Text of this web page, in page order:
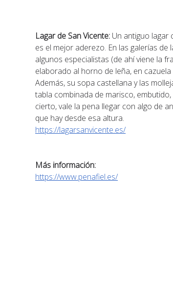
Lagar de San Vicente: Un antiguo lagar
es el mejor aderezo. En las galerías
algunos especialistas (de ahí viene la
elaborado al horno de leña, en
Además, su sopa castellana y las
tabla combinada de marisco,
cierto, vale la pena llegar con algo de
que hay desde esa altura.
https://lagarsanvicente.es/
Más información:
https://www.penafiel.es/